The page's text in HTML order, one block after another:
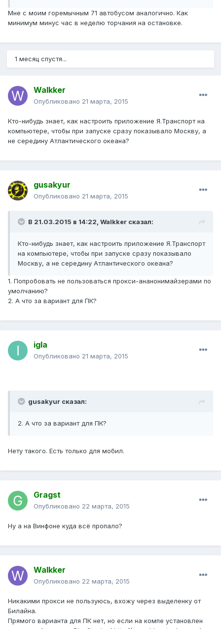
Мне с моим горемычным 71 автобусом аналогично. Как
минимум минус час в неделю торчания на остановке.
1 месяц спустя...
Walkker
Опубликовано 21 марта, 2015
Кто-нибудь знает, как настроить приложение Я.Транспорт на
компьютере, чтобы при запуске сразу показывало Москву, а
не середину Атлантического океана?
gusakyur
Опубликовано 21 марта, 2015
В 21.03.2015 в 14:22, Walkker сказал:
Кто-нибудь знает, как настроить приложение Я.Транспорт
на компьютере, чтобы при запуске сразу показывало
Москву, а не середину Атлантического океана?
1. Попробовать не пользоваться прокси-ананонимайзерами по
умолчанию?
2. А что за вариант для ПК?
igla
Опубликовано 21 марта, 2015
gusakyur сказал:
2. А что за вариант для ПК?
Нету такого. Есть только для мобил.
Gragst
Опубликовано 22 марта, 2015
Ну а на Винфоне куда всё пропало?
Walkker
Опубликовано 22 марта, 2015
Никакими прокси не пользуюсь, вхожу через выделенку от
Билайна.
Прямого варианта для ПК нет, но если на компе установлен